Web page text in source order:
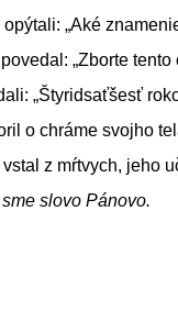
„Aké
„Zborte
„Štyridsaťšesť
o chráme svojho
z mŕtvych, jeho
slovo Pánovo.